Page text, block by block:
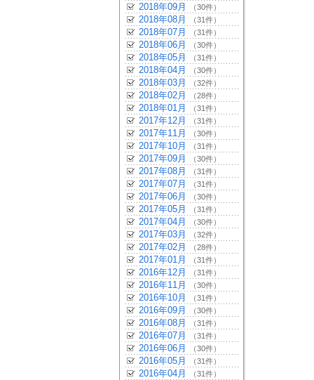
2018年09月 （30件）
2018年08月 （31件）
2018年07月 （31件）
2018年06月 （30件）
2018年05月 （31件）
2018年04月 （30件）
2018年03月 （32件）
2018年02月 （28件）
2018年01月 （31件）
2017年12月 （31件）
2017年11月 （30件）
2017年10月 （31件）
2017年09月 （30件）
2017年08月 （31件）
2017年07月 （31件）
2017年06月 （30件）
2017年05月 （31件）
2017年04月 （30件）
2017年03月 （32件）
2017年02月 （28件）
2017年01月 （31件）
2016年12月 （31件）
2016年11月 （30件）
2016年10月 （31件）
2016年09月 （30件）
2016年08月 （31件）
2016年07月 （31件）
2016年06月 （30件）
2016年05月 （31件）
2016年04月 （31件）